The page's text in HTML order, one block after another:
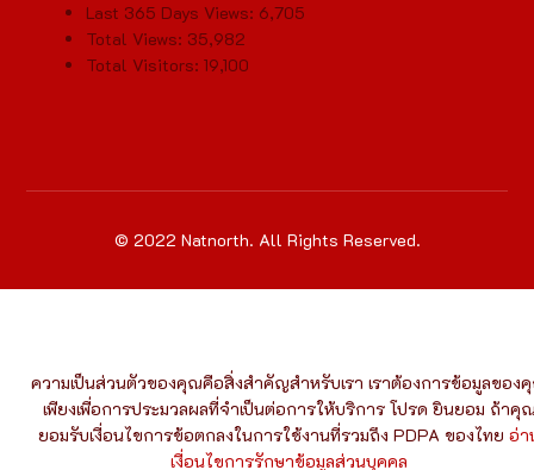
ความเป็นส่วนตัวของคุณคือสิ่งสำคัญสำหรับเรา เราต้องการข้อมูลของ
เพียงเพื่อการประมวลผลที่จำเป็นต่อการให้บริการ โปรด ยินยอม ถ้าคุ
ยอมรับเงื่อนไขการข้อตกลงในการใช้งานที่รวมถึง PDPA ของไทย อ่า
เงื่อนไขการรักษาข้อมูลส่วนบุคคล
Last 365 Days Views: 6,705
Total Views: 35,982
Total Visitors:19,100
© 2022 Natnorth. All Rights Reserved.